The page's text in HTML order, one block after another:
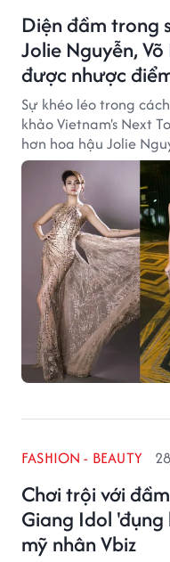
Diện đầm trong
Jolie Nguyễn,
được nhược
Sự khéo léo trong
khảo Vietnam's Next
hơn hoa hậu Jolie
Chơi trội với
Giang Idol
mỹ nhân Vbiz
FASHION - BEAUTY